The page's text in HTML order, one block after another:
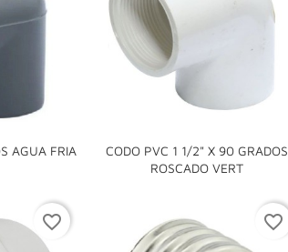
AGUA FRIA
CODO PVC 1 1/2" X 90 GRADOS
ROSCADO VERT

favorite_border favorite_border